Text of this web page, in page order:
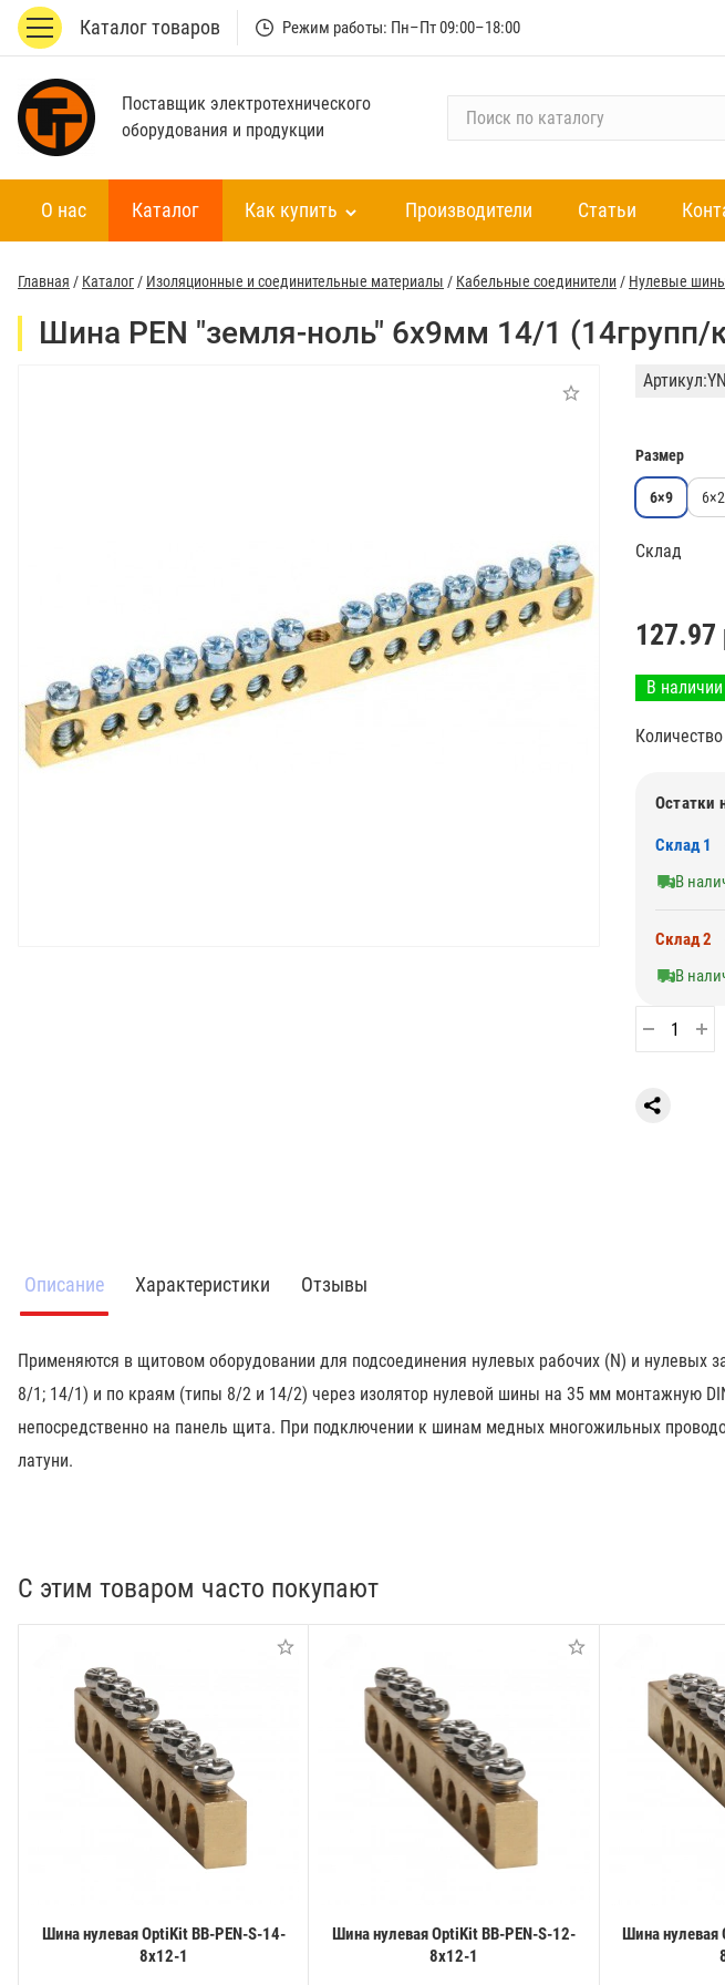
Каталог товаров Режим работы: Пн–Пт 09:00–18:00
Поставщик электротехнического
оборудования и продукции
с
к
п
к
т
О нас Каталог Как купить Производители Статьи
Главная / Каталог/ Изоляционные и соединительные материалы / Кабельные соединители / Нулевые
Шина PEN "земля-ноль" 6х9мм 14/1 (14групп/
Артикул:
Размер
6×9
Склад
127.97
В наличии
Остатки
Склад 1
В
Склад 2
В
Описание Характеристики Отзывы
Применяются в щитовом оборудовании для подсоединения нулевых рабочих (N) и
8/1; 14/1) и по краям (типы 8/2 и 14/2) через изолятор нулевой шины на 35 мм монтажную
непосредственно на панель щита. При подключении к шинам медных многожильных
латуни.
С этим товаром часто покупают
Шина нулевая OptiKit BB-PEN-S-14-
8х12-1
Шина нулевая OptiKit BB-PEN-S-12-
8х12-1
Шина нулевая